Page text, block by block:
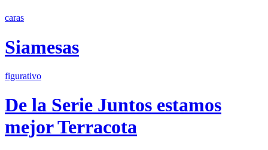
caras
Siamesas
figurativo
De la Serie Juntos estamos
mejor Terracota